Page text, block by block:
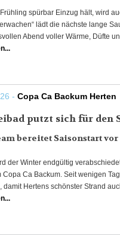
spürbar Einzug hält, wird
lädt die nächste lange
Abend voller Wärme, Düfte
- Copa Ca Backum Herten
putzt sich für den
bereitet Saisonstart vor
der Winter endgültig
Copa Ca Backum. Seit wenigen
damit Hertens schönster Strand